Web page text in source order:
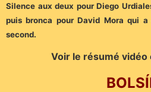
Silence aux deux pour Diego
puis bronca pour David Mora qui
second.
Voir le résumé vidéo